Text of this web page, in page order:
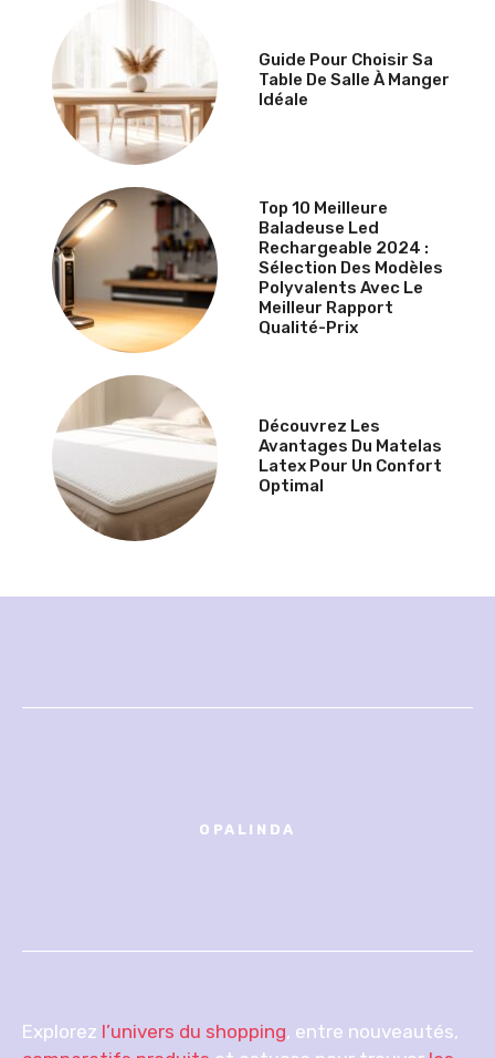
Guide Pour Choisir Sa
Table De Salle À Manger
Idéale
Top 10 Meilleure
Baladeuse Led
Rechargeable 2024 :
Sélection Des Modèles
Polyvalents Avec Le
Meilleur Rapport
Qualité-Prix
Découvrez Les
Avantages Du Matelas
Latex Pour Un Confort
Optimal
OPALINDA
Explorez l’univers du shopping, entre nouveautés,